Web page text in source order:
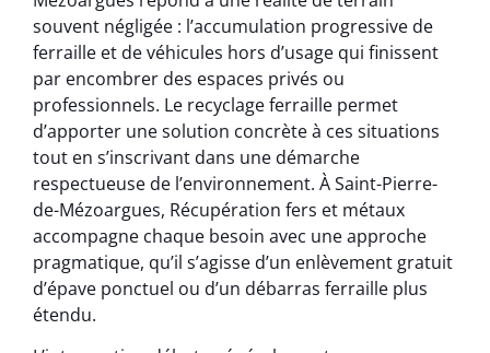
souvent négligée : l’accumulation progressive de
ferraille et de véhicules hors d’usage qui finissent
par encombrer des espaces privés ou
professionnels. Le recyclage ferraille permet
d’apporter une solution concrète à ces situations
tout en s’inscrivant dans une démarche
respectueuse de l’environnement. À Saint-Pierre-
de-Mézoargues, Récupération fers et métaux
accompagne chaque besoin avec une approche
pragmatique, qu’il s’agisse d’un enlèvement gratuit
d’épave ponctuel ou d’un débarras ferraille plus
étendu.